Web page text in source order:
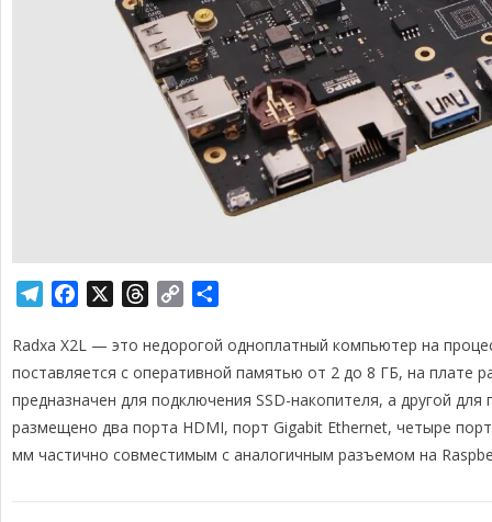
l
e
g
r
a
c
e
b
o
o
r
e
a
d
s
p
y
L
i
n
п
р
а
в
и
Radxa X2L — это недорогой одноплатный компьютер на
поставляется с оперативной памятью от 2 до 8 ГБ, на плате
предназначен для подключения SSD-накопителя, а другой
размещено два порта HDMI, порт Gigabit Ethernet, четыре
мм частично совместимым с аналогичным разъемом на